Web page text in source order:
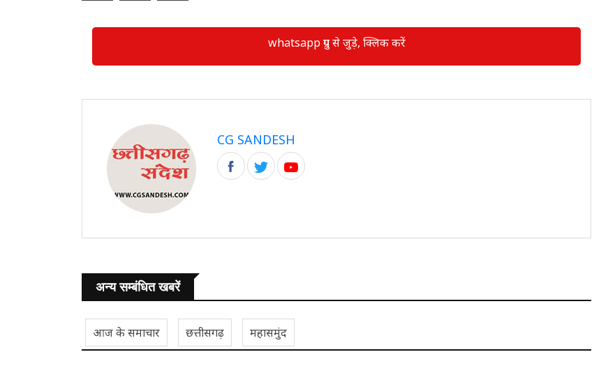
whatsapp ग्रुप से जुड़े, क्लिक करें
CG SANDESH
अन्य सम्बंधित खबरें
आज के समाचार छत्तीसगढ़ महासमुंद